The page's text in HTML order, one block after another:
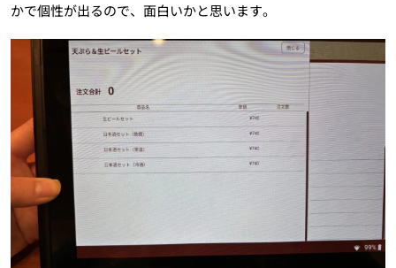
かで個性が出るので、面白いかと思います。